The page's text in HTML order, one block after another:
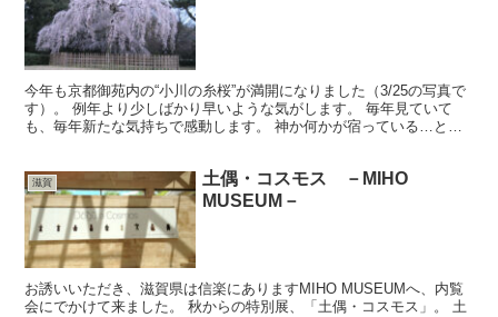
今年も京都御苑内の“小川の糸桜”が満開になりました（3/25の写真で
す）。 例年より少しばかり早いような気がします。 毎年見ていて
も、毎年新たな気持ちで感動します。 神か何かが宿っている…と思
滋賀
土偶・コスモス －MIHO
MUSEUM－
お誘いいただき、滋賀県は信楽にありますMIHO MUSEUMへ、内覧
会にでかけて来ました。 秋からの特別展、「土偶・コスモス」。 土